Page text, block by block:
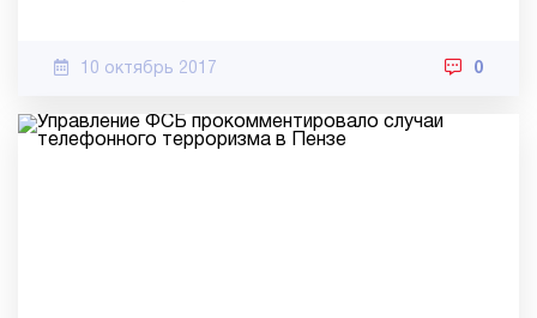
10 октябрь 2017 0